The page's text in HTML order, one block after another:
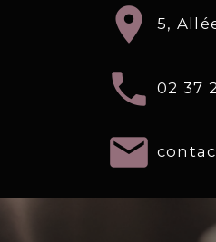
location_on 5,
local_phone 02 37
email